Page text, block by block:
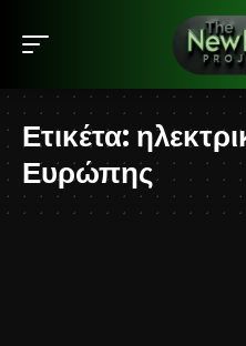
Ετικέτα:
Ευρώπης